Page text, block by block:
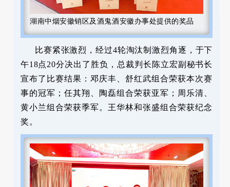
湖南中烟安徽销区及酒鬼酒安徽办事处提供的奖品
比赛紧张激烈，经过4轮淘汰制激烈角逐，于下
午18点20分决出了胜负，总裁判长陈立宏副秘书长
宣布了比赛结果：邓庆丰、舒红武组合荣获本次赛
事的冠军；任其翔、陶磊组合荣获亚军；周乐清、
黄小兰组合荣获季军。王华林和张盛组合荣获纪念
奖。